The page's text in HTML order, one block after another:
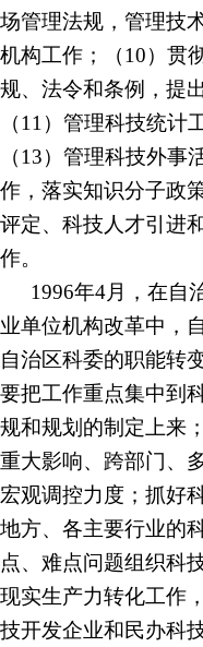
场管理法规，管理技
机构工作；（10）贯
规、法令和条例，提
（11）管理科技统计
（13）管理科技外事
作，落实知识分子政
评定、科技人才引进
作。
1996年4月，在自
业单位机构改革中，
自治区科委的职能转
要把工作重点集中到
规和规划的制定上来
重大影响、跨部门、
宏观调控力度；抓好
地方、各主要行业的
点、难点问题组织科
现实生产力转化工作
技开发企业和民办科